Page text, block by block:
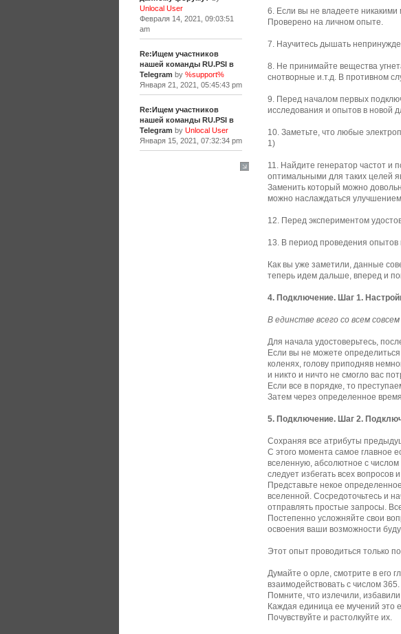
Unlocal User
Февраля 14, 2021, 09:03:51
am
Re:Ищем участников
нашей команды RU.PSI в
Telegram by %support%
Января 21, 2021, 05:45:43 pm
Re:Ищем участников
нашей команды RU.PSI в
Telegram by Unlocal User
Января 15, 2021, 07:32:34 pm
6. Если вы не владеете
Проверено на личном опыте.
7. Научитесь дышать
8. Не принимайте вещества
снотворные и.т.д. В противном
9. Перед началом первых
исследования и опытов в новой
10. Заметьте, что любые
1)
11. Найдите генератор частот и
оптимальными для таких целей
Заменить который можно
можно наслаждаться улучшением
12. Перед экспериментом
13. В период проведения опытов
Как вы уже заметили, данные
теперь идем дальше, вперед и
4. Подключение. Шаг 1.
В единстве всего со всем
Для начала удостоверьтесь,
Если вы не можете
коленях, голову приподняв
и никто и ничто не смогло вас
Если все в порядке, то
Затем через определенное
5. Подключение. Шаг 2.
Сохраняя все атрибуты
С этого момента самое главное
вселенную, абсолютное с
следует избегать всех
Представьте некое
вселенной. Сосредоточьтесь и
отправлять простые запросы.
Постепенно усложняйте свои
освоения ваши возможности
Этот опыт проводиться только
Думайте о орле, смотрите в его
взаимодействовать с числом
Помните, что излечили,
Каждая единица ее мучений это
Почувствуйте и растолкуйте их.